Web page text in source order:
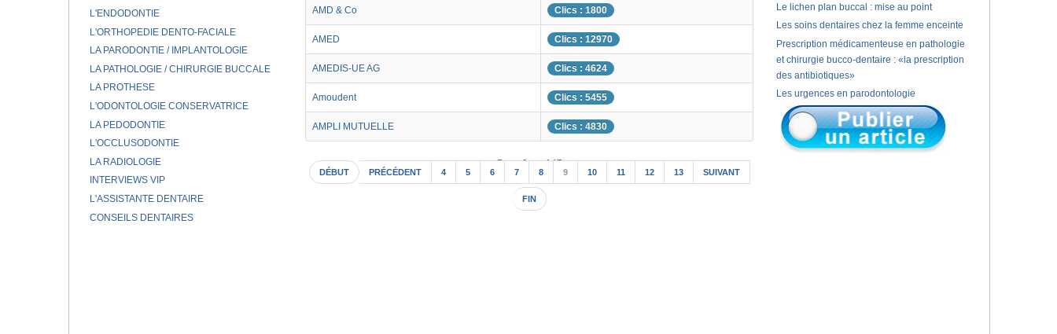
AMD & Co Clics : 1800
AMED Clics : 12970
AMEDIS-UE AG Clics : 4624
Amoudent Clics : 5455
AMPLI MUTUELLE Clics : 4830
Page 9 sur 147
DÉBUT PRÉCÉDENT 4 5 6 7 8 9 10 11 12 13 SUIVANT
FIN
L'ENDODONTIE
L'ORTHOPEDIE DENTO-FACIALE
LA PARODONTIE / IMPLANTOLOGIE
LA PATHOLOGIE / CHIRURGIE BUCCALE
LA PROTHESE
L'ODONTOLOGIE CONSERVATRICE
LA PEDODONTIE
L'OCCLUSODONTIE
LA RADIOLOGIE
INTERVIEWS VIP
L'ASSISTANTE DENTAIRE
CONSEILS DENTAIRES
Le lichen plan buccal : mise au point
Les soins dentaires chez la femme enceinte
Prescription médicamenteuse en pathologie
et chirurgie bucco-dentaire : «la prescription
des antibiotiques»
Les urgences en parodontologie